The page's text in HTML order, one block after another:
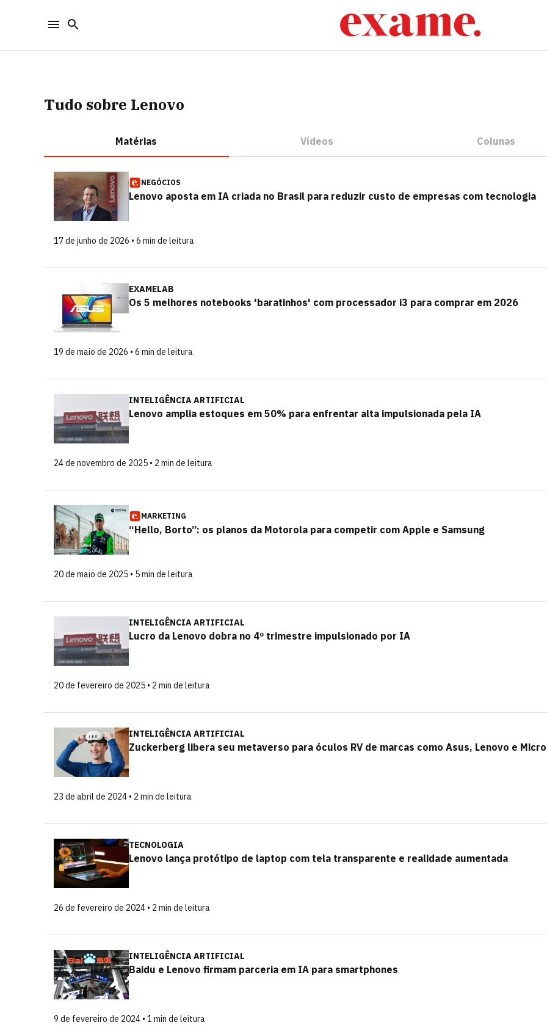
Tudo sobre Lenovo
Matérias Vídeos Colunas
NEGÓCIOS
Lenovo aposta em IA criada no Brasil para reduzir custo de empresas com tecnologia
17 de junho de 2026 • 6 min de leitura
EXAMELAB
Os 5 melhores notebooks 'baratinhos' com processador i3 para comprar em 2026
19 de maio de 2026 • 6 min de leitura
INTELIGÊNCIA ARTIFICIAL
Lenovo amplia estoques em 50% para enfrentar alta impulsionada pela IA
24 de novembro de 2025 • 2 min de leitura
MARKETING
“Hello, Borto”: os planos da Motorola para competir com Apple e Samsung
20 de maio de 2025 • 5 min de leitura
INTELIGÊNCIA ARTIFICIAL
Lucro da Lenovo dobra no 4º trimestre impulsionado por IA
20 de fevereiro de 2025 • 2 min de leitura
INTELIGÊNCIA ARTIFICIAL
Zuckerberg libera seu metaverso para óculos RV de marcas como Asus, Lenovo e
23 de abril de 2024 • 2 min de leitura
TECNOLOGIA
Lenovo lança protótipo de laptop com tela transparente e realidade aumentada
26 de fevereiro de 2024 • 2 min de leitura
INTELIGÊNCIA ARTIFICIAL
Baidu e Lenovo firmam parceria em IA para smartphones
9 de fevereiro de 2024 • 1 min de leitura